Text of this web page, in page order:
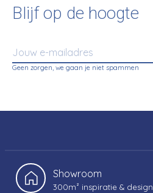
Blijf op de hoogte
Geen zorgen, we gaan je niet spammen
Showroom
300m² inspiratie & design